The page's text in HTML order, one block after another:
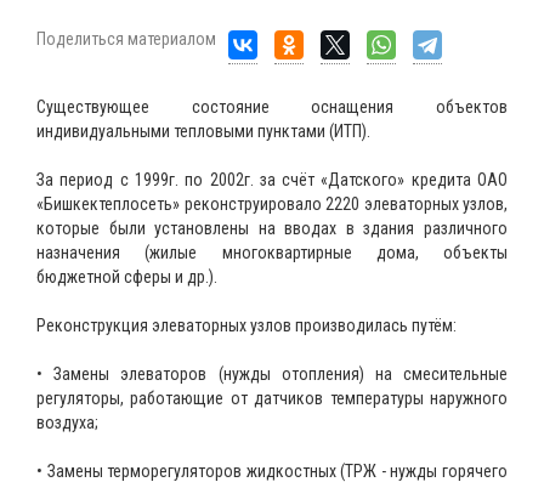
Поделиться материалом
Существующее состояние оснащения объектов
индивидуальными тепловыми пунктами (ИТП).
За период с 1999г. по 2002г. за счёт «Датского» кредита ОАО
«Бишкектеплосеть» реконструировало 2220 элеваторных узлов,
которые были установлены на вводах в здания различного
назначения (жилые многоквартирные дома, объекты
бюджетной сферы и др.).
Реконструкция элеваторных узлов производилась путём:
• Замены элеваторов (нужды отопления) на смесительные
регуляторы, работающие от датчиков температуры наружного
воздуха;
• Замены терморегуляторов жидкостных (ТРЖ - нужды горячего